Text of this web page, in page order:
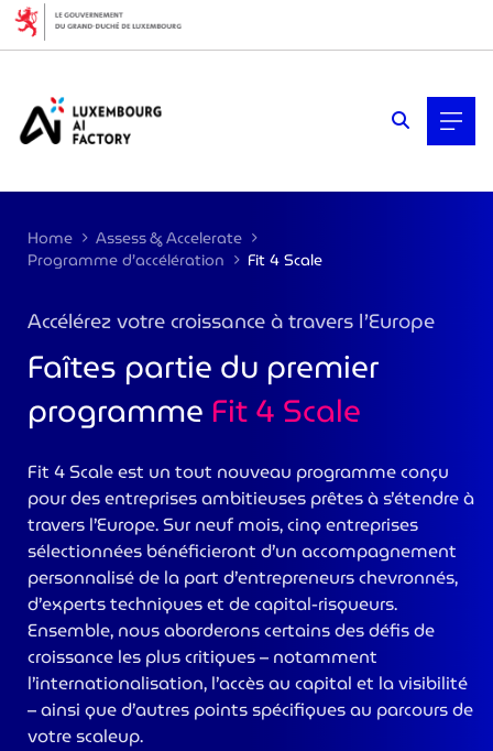
Home
Assess & Accelerate
Programme d’accélération
Fit 4 Scale
Accélérez votre croissance à travers l’Europe
Faîtes partie du premier
programme Fit 4 Scale
Fit 4 Scale est un tout nouveau programme conçu
pour des entreprises ambitieuses prêtes à s’étendre à
travers l’Europe. Sur neuf mois, cinq entreprises
sélectionnées bénéficieront d’un accompagnement
personnalisé de la part d’entrepreneurs chevronnés,
d’experts techniques et de capital-risqueurs.
Ensemble, nous aborderons certains des défis de
croissance les plus critiques – notamment
l’internationalisation, l’accès au capital et la visibilité
– ainsi que d’autres points spécifiques au parcours de
votre scaleup.
Cookies management panel